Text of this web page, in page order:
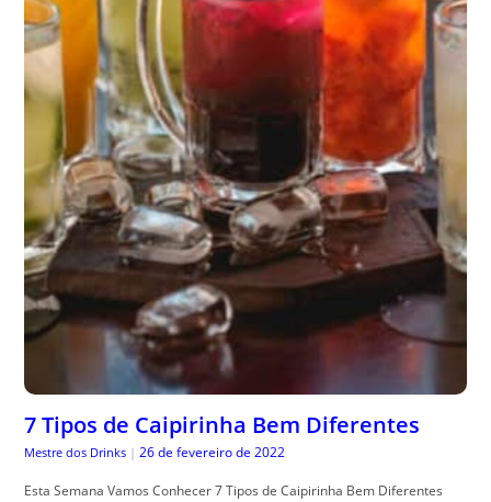
7 Tipos de Caipirinha Bem Diferentes
Mestre dos Drinks | 26 de fevereiro de 2022
Esta Semana Vamos Conhecer 7 Tipos de Caipirinha Bem Diferentes